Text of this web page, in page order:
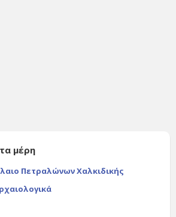
μέρη
Πετραλώνων Χαλκιδικής